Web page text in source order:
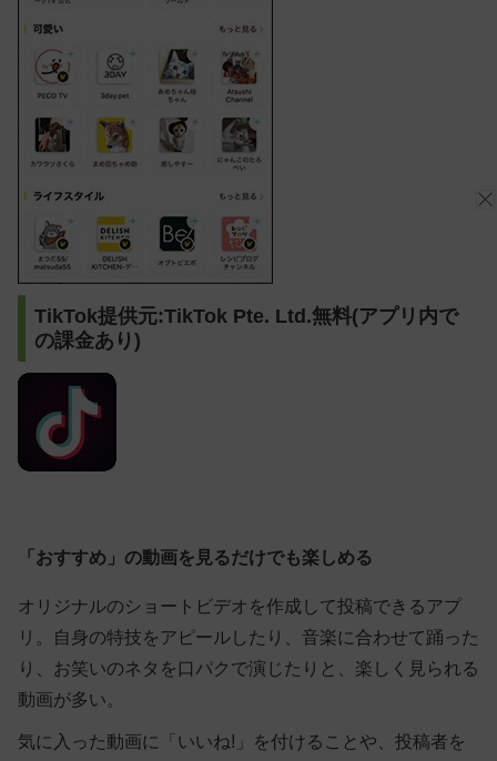
TikTok提供元:TikTok Pte. Ltd.無料(アプリ内で
の課金あり)
「おすすめ」の動画を見るだけでも楽しめる
オリジナルのショートビデオを作成して投稿できるアプ
リ。自身の特技をアピールしたり、音楽に合わせて踊った
り、お笑いのネタを口パクで演じたりと、楽しく見られる
動画が多い。
気に入った動画に「いいね!」を付けることや、投稿者を